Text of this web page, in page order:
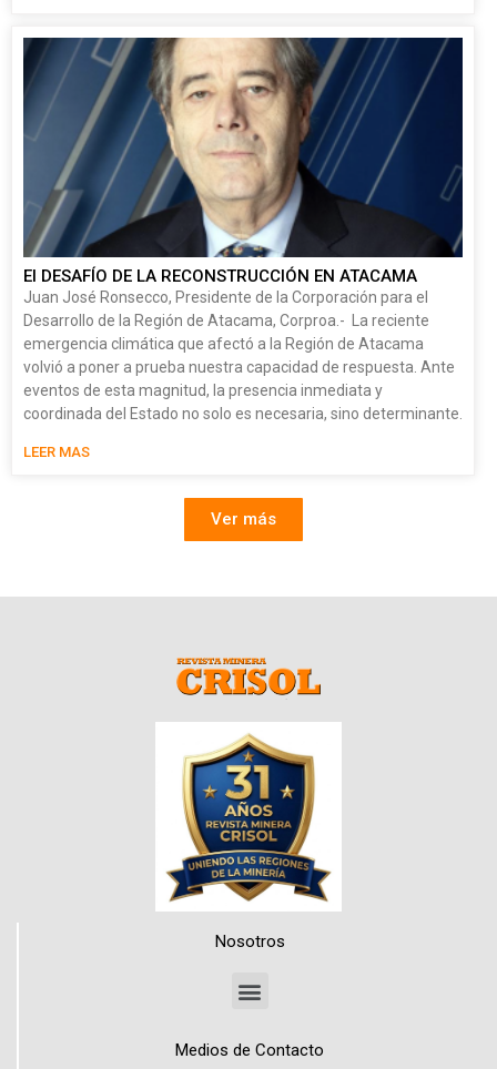
El DESAFÍO DE LA RECONSTRUCCIÓN EN ATACAMA
Juan José Ronsecco, Presidente de la Corporación para el
Desarrollo de la Región de Atacama, Corproa.- La reciente
emergencia climática que afectó a la Región de Atacama
volvió a poner a prueba nuestra capacidad de respuesta. Ante
eventos de esta magnitud, la presencia inmediata y
coordinada del Estado no solo es necesaria, sino determinante.
LEER MAS
Ver más
Nosotros
Medios de Contacto